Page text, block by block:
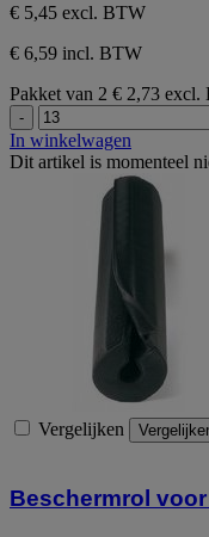
€ 5,45 excl. BTW
€ 6,59 incl. BTW
Pakket van 2 € 2,73 excl.
-
In winkelwagen
Dit artikel is momenteel
Vergelijken
Beschermrol